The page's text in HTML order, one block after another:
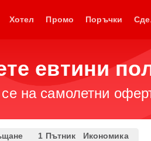
Хотел Промо Поръчки
евтини
на самолетни
1 Пътник Икономика